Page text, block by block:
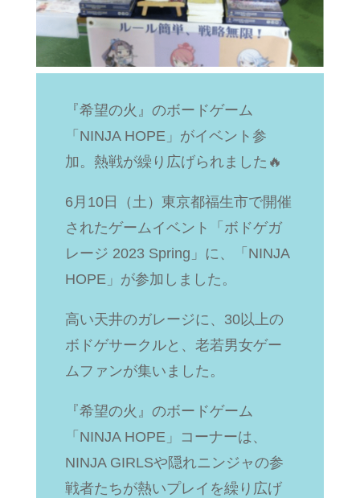
『希望の火』のボードゲーム
「NINJA HOPE」がイベント参
加。熱戦が繰り広げられました🔥
6月10日（土）東京都福生市で開催
されたゲームイベント「ボドゲガ
レージ 2023 Spring」に、「NINJA
HOPE」が参加しました。
高い天井のガレージに、30以上の
ボドゲサークルと、老若男女ゲー
ムファンが集いました。
『希望の火』のボードゲーム
「NINJA HOPE」コーナーは、
NINJA GIRLSや隠れニンジャの参
戦者たちが熱いプレイを繰り広げ